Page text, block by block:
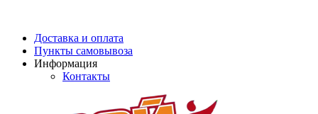
Доставка и оплата
Пункты самовывоза
Информация
Контакты